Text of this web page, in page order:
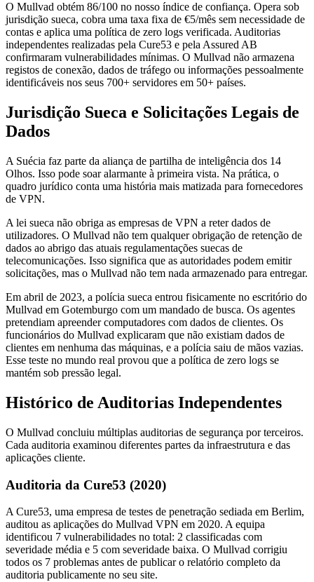
O Mullvad obtém 86/100 no nosso índice de confiança. Opera sob
jurisdição sueca, cobra uma taxa fixa de €5/mês sem necessidade de
contas e aplica uma política de zero logs verificada. Auditorias
independentes realizadas pela Cure53 e pela Assured AB
confirmaram vulnerabilidades mínimas. O Mullvad não armazena
registos de conexão, dados de tráfego ou informações pessoalmente
identificáveis nos seus 700+ servidores em 50+ países.
Jurisdição Sueca e Solicitações Legais de
Dados
A Suécia faz parte da aliança de partilha de inteligência dos 14
Olhos. Isso pode soar alarmante à primeira vista. Na prática, o
quadro jurídico conta uma história mais matizada para fornecedores
de VPN.
A lei sueca não obriga as empresas de VPN a reter dados de
utilizadores. O Mullvad não tem qualquer obrigação de retenção de
dados ao abrigo das atuais regulamentações suecas de
telecomunicações. Isso significa que as autoridades podem emitir
solicitações, mas o Mullvad não tem nada armazenado para entregar.
Em abril de 2023, a polícia sueca entrou fisicamente no escritório do
Mullvad em Gotemburgo com um mandado de busca. Os agentes
pretendiam apreender computadores com dados de clientes. Os
funcionários do Mullvad explicaram que não existiam dados de
clientes em nenhuma das máquinas, e a polícia saiu de mãos vazias.
Esse teste no mundo real provou que a política de zero logs se
mantém sob pressão legal.
Histórico de Auditorias Independentes
O Mullvad concluiu múltiplas auditorias de segurança por terceiros.
Cada auditoria examinou diferentes partes da infraestrutura e das
aplicações cliente.
Auditoria da Cure53 (2020)
A Cure53, uma empresa de testes de penetração sediada em Berlim,
auditou as aplicações do Mullvad VPN em 2020. A equipa
identificou 7 vulnerabilidades no total: 2 classificadas com
severidade média e 5 com severidade baixa. O Mullvad corrigiu
todos os 7 problemas antes de publicar o relatório completo da
auditoria publicamente no seu site.